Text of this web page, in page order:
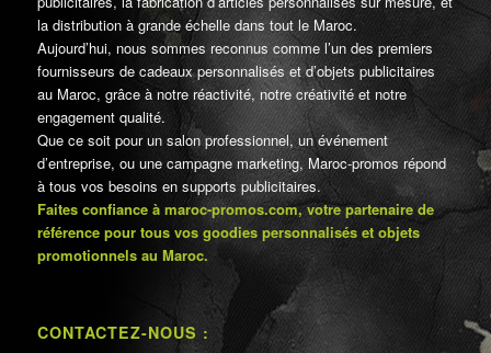
la distribution à grande échelle dans tout le Maroc.
Aujourd’hui, nous sommes reconnus comme l’un des premiers
fournisseurs de cadeaux personnalisés et d’objets publicitaires
au Maroc, grâce à notre réactivité, notre créativité et notre
engagement qualité.
Que ce soit pour un salon professionnel, un événement
d’entreprise, ou une campagne marketing, Maroc-promos répond
à tous vos besoins en supports publicitaires.
Faites confiance à maroc-promos.com, votre partenaire de
référence pour tous vos goodies personnalisés et objets
promotionnels au Maroc.
CONTACTEZ-NOUS :